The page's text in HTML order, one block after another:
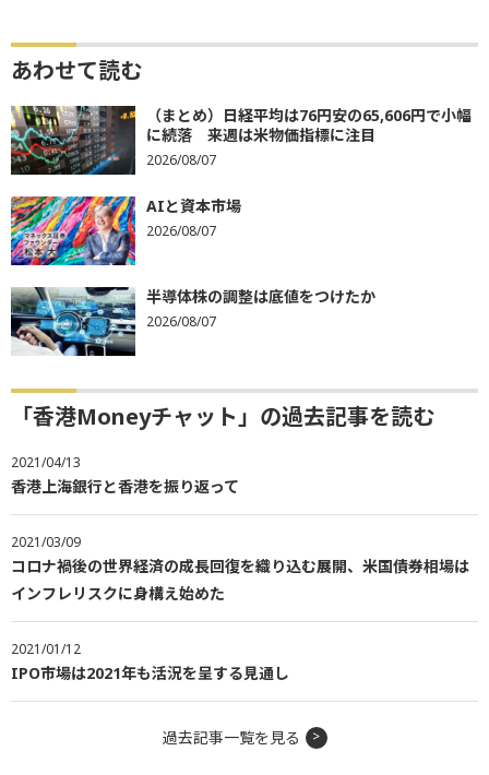
あわせて読む
（まとめ）日経平均は76円安の65,606円で小幅
に続落 来週は米物価指標に注目
2026/08/07
AIと資本市場
2026/08/07
半導体株の調整は底値をつけたか
2026/08/07
「香港Moneyチャット」の過去記事を読む
2021/04/13
香港上海銀行と香港を振り返って
2021/03/09
コロナ禍後の世界経済の成長回復を織り込む展開、米国債券相場は
インフレリスクに身構え始めた
2021/01/12
IPO市場は2021年も活況を呈する見通し
過去記事一覧を見る